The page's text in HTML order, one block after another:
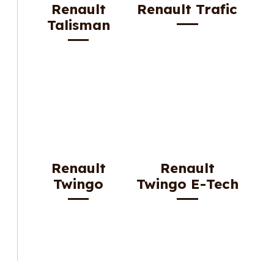
Renault
Talisman
Renault Trafic
Renault
Twingo
Renault
Twingo E-Tech